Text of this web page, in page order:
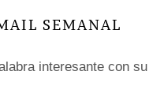
SEMANAL
interesante con su